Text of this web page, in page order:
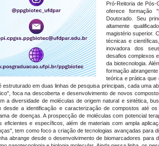
Pró-Reitoria de Pós-
oferece formação
Doutorado. Seu
altamente
magistério superior.
técnicas e
inovadora dos
desafios complexos
da biotecnologia.
formação
teórica e prática que
em duas linhas de pesquisa principais, cada uma
foca na descoberta e desenvolvimento de novos
a diversidade de moléculas de origem natural e sintética,
a identificação e caracterização de compostos até
de doenças. A prospecção de moléculas com potencial
e específicos, além de materiais com ampla
tem como foco a criação de tecnologias avançadas para
abrange desde o desenvolvimento de biomarcadores para